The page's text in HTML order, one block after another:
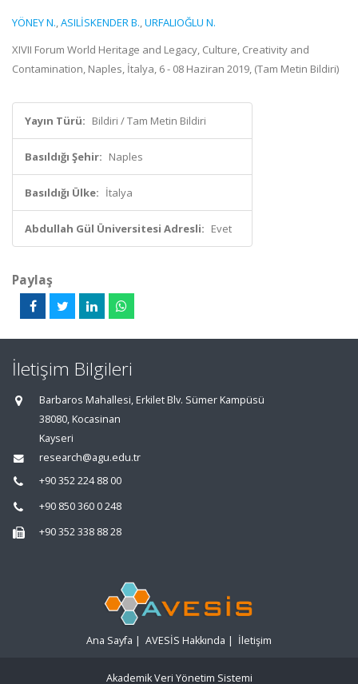
YÖNEY N.,ASILİSKENDER B.,URFALIOĞLU N.
XIVII Forum World Heritage and Legacy, Culture, Creativity and
Contamination, Naples, İtalya, 6 - 08 Haziran 2019, (Tam Metin Bildiri)
Yayın Türü: Bildiri / Tam Metin Bildiri
Basıldığı Şehir: Naples
Basıldığı Ülke: İtalya
Abdullah Gül Üniversitesi Adresli: Evet
Paylaş
İletişim Bilgileri
Barbaros Mahallesi, Erkilet Blv. Sümer Kampüsü
38080, Kocasinan
Kayseri
research@agu.edu.tr
+90 352 224 88 00
+90 850 360 0 248
+90 352 338 88 28
Ana Sayfa | AVESİS Hakkında | İletişim
Akademik Veri Yönetim Sistemi